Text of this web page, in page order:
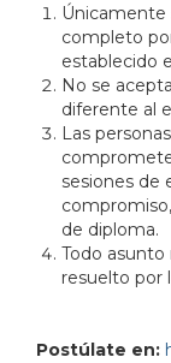
Únicamente
completo
establecido
No se
diferente al
Las
sesiones de
de diploma.
Todo
resuelto por
Postúlate en: